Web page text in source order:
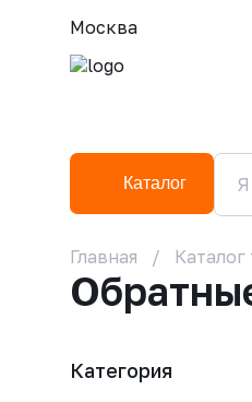
Москва
Каталог
Главная Каталог
Категория